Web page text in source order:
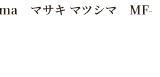
マサキ マツシマ MF-